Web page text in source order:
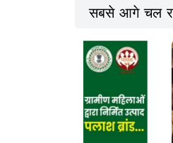
सबसे आगे चल